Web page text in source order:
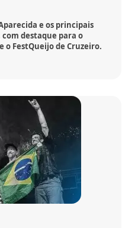
e os principais
destaque para o
o FestQueijo de Cruzeiro.